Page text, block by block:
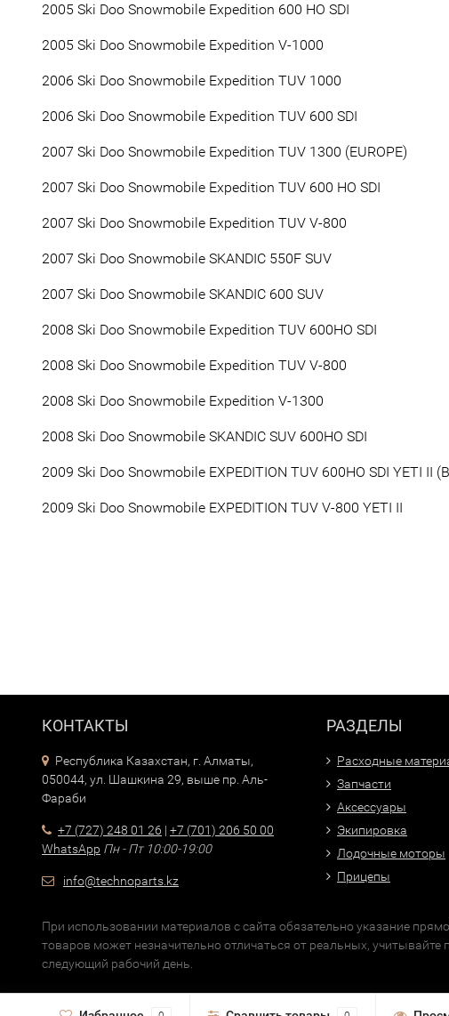
2005 Ski Doo Snowmobile Expedition 600 HO SDI
2005 Ski Doo Snowmobile Expedition V-1000
2006 Ski Doo Snowmobile Expedition TUV 1000
2006 Ski Doo Snowmobile Expedition TUV 600 SDI
2007 Ski Doo Snowmobile Expedition TUV 1300 (EUROPE)
2007 Ski Doo Snowmobile Expedition TUV 600 HO SDI
2007 Ski Doo Snowmobile Expedition TUV V-800
2007 Ski Doo Snowmobile SKANDIC 550F SUV
2007 Ski Doo Snowmobile SKANDIC 600 SUV
2008 Ski Doo Snowmobile Expedition TUV 600HO SDI
2008 Ski Doo Snowmobile Expedition TUV V-800
2008 Ski Doo Snowmobile Expedition V-1300
2008 Ski Doo Snowmobile SKANDIC SUV 600HO SDI
2009 Ski Doo Snowmobile EXPEDITION TUV 600HO SDI YETI II
2009 Ski Doo Snowmobile EXPEDITION TUV V-800 YETI II
КОНТАКТЫ
Республика Казахстан, г. Алматы,
050044, ул. Шашкина 29, выше пр. Аль-
Фараби
+7 (727) 248 01 26 | +7 (701) 206 50 00
WhatsApp Пн - Пт 10:00-19:00
info@technoparts.kz
РАЗДЕЛЫ
Расходные
Запчасти
Аксессуары
Экипировка
Лодочные моторы
Прицепы
При использовании материалов с сайта обязательно указание
товаров может незначительно отличаться от реальных, учитывайте
следующий рабочий день.